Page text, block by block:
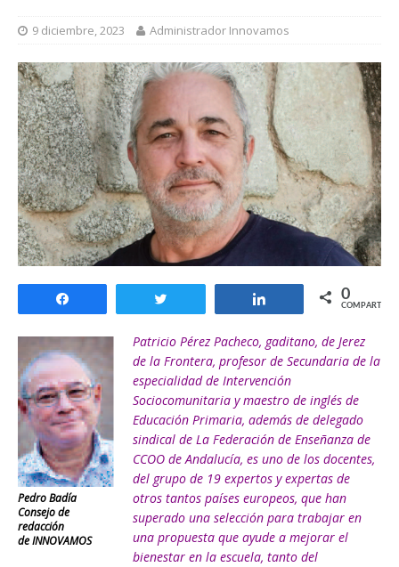
9 diciembre, 2023 Administrador Innovamos
Compartir 0
COMPARTIR
Pedro Badía
Consejo de
redacción
de INNOVAMOS
Patricio Pérez Pacheco, gaditano, de Jerez
de la Frontera, profesor de Secundaria de la
especialidad de Intervención
Sociocomunitaria y maestro de inglés de
Educación Primaria, además de delegado
sindical de La Federación de Enseñanza de
CCOO de Andalucía, es uno de los docentes,
del grupo de 19 expertos y expertas de
otros tantos países europeos, que han
superado una selección para trabajar en
una propuesta que ayude a mejorar el
bienestar en la escuela, tanto del